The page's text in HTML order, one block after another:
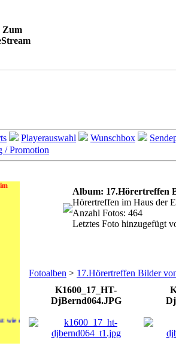
Zum
Playerauswahl Wunschbox
/ Promotion
die Sonne
Album: 17.Hörertreffen
Hörertreffen im Haus der
Anzahl Fotos: 464
Letztes Foto hinzugefügt
Fotoalben > 17.Hörertreffen Bilder
K1600_17_HT-
DjBernd064.JPG